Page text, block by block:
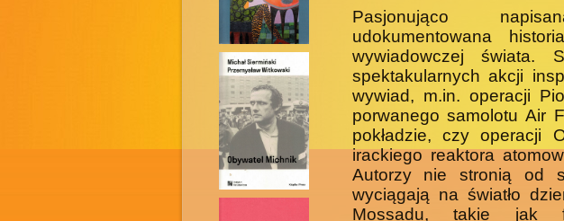
Pasjonująco
udokumentowana
wywiadowczej świata.
spektakularnych akcji
wywiad, m.in. operacji
porwanego samolotu Air
pokładzie, czy operacji
irackiego reaktora
Autorzy nie stronią od
wyciągają na światło
Mossadu, takie jak